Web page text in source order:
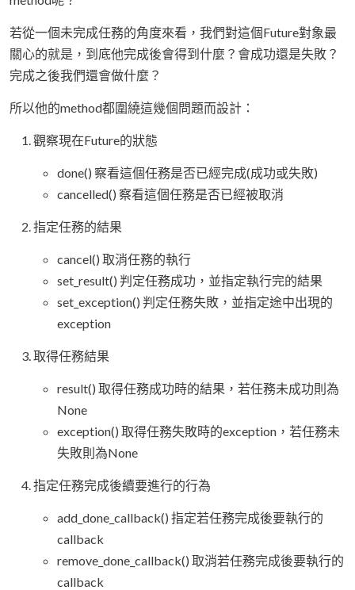
若從一個未完成任務的角度來看，我們對這個Future對象最
關心的就是，到底他完成後會得到什麼？會成功還是失敗？
完成之後我們還會做什麼？
所以他的method都圍繞這幾個問題而設計：
觀察現在Future的狀態
done() 察看這個任務是否已經完成(成功或失敗)
cancelled() 察看這個任務是否已經被取消
指定任務的結果
cancel() 取消任務的執行
set_result() 判定任務成功，並指定執行完的結果
set_exception() 判定任務失敗，並指定途中出現的
exception
取得任務結果
result() 取得任務成功時的結果，若任務未成功則為
None
exception() 取得任務失敗時的exception，若任務未
失敗則為None
指定任務完成後續要進行的行為
add_done_callback() 指定若任務完成後要執行的
callback
remove_done_callback() 取消若任務完成後要執行的
callback